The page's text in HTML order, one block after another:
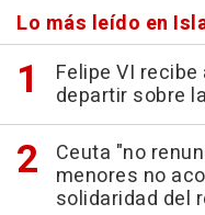
Lo más leído en
Felipe VI
departir sobre
Ceuta "no
menores no
solidaridad del